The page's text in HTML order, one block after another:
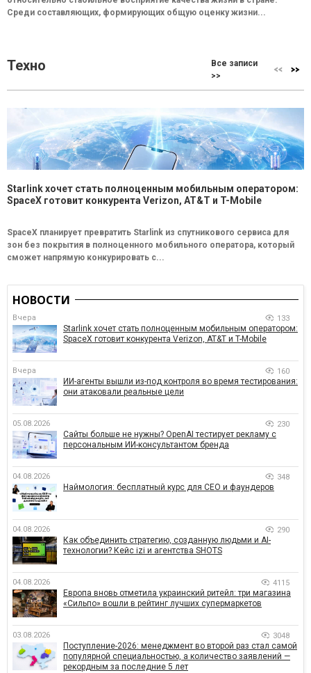
Среди составляющих, формирующих общую оценку жизни...
Техно
Все записи
>>
Starlink хочет стать полноценным мобильным оператором:
SpaceX готовит конкурента Verizon, AT&T и T-Mobile
SpaceX планирует превратить Starlink из спутникового сервиса для
зон без покрытия в полноценного мобильного оператора, который
сможет напрямую конкурировать с...
НОВОСТИ
Вчера 133
Starlink хочет стать полноценным мобильным оператором:
SpaceX готовит конкурента Verizon, AT&T и T-Mobile
Вчера 160
ИИ-агенты вышли из-под контроля во время тестирования:
они атаковали реальные цели
05.08.2026 230
Сайты больше не нужны? OpenAI тестирует рекламу с
персональным ИИ-консультантом бренда
04.08.2026 348
Наймология: бесплатный курс для CEO и фаундеров
04.08.2026 290
Как объединить стратегию, созданную людьми и AI-
технологии? Кейс izi и агентства SHOTS
04.08.2026 4115
Европа вновь отметила украинский ритейл: три магазина
«Сильпо» вошли в рейтинг лучших супермаркетов
03.08.2026 3048
Поступление-2026: менеджмент во второй раз стал самой
популярной специальностью, а количество заявлений —
рекордным за последние 5 лет